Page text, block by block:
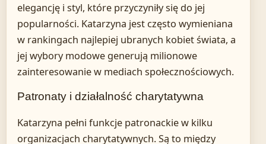
elegancję i styl, które przyczyniły się do jej
popularności. Katarzyna jest często wymieniana
w rankingach najlepiej ubranych kobiet świata, a
jej wybory modowe generują milionowe
zainteresowanie w mediach społecznościowych.
Patronaty i działalność charytatywna
Katarzyna pełni funkcje patronackie w kilku
organizacjach charytatywnych. Są to między